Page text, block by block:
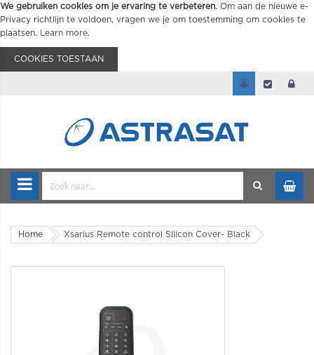
We gebruiken cookies om je ervaring te verbeteren. Om aan de nieuwe e-
Privacy richtlijn te voldoen, vragen we je om toestemming om cookies te
plaatsen.
Learn more.
COOKIES TOESTAAN
Home Xsarius Remote control Silicon Cover- Black